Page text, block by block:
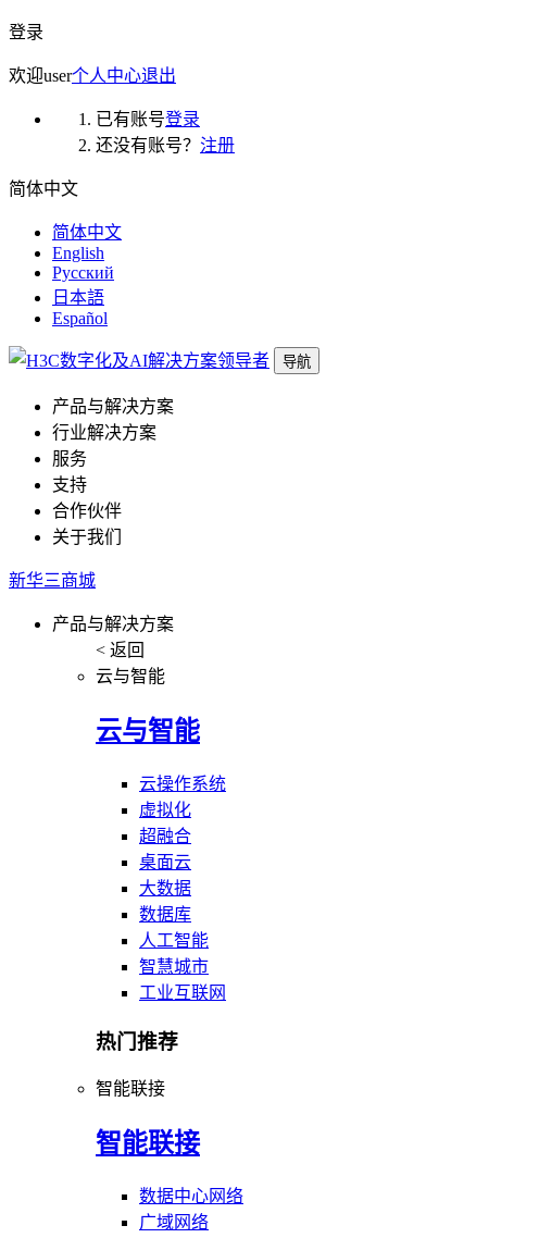
登录
欢迎user个人中心退出
已有账号登录
还没有账号？ 注册
简体中文
简体中文
English
Русский
日本語
Español
导航
产品与解决方案
行业解决方案
服务
支持
合作伙伴
关于我们
新华三商城
产品与解决方案
< 返回
云与智能
云与智能
云操作系统
虚拟化
超融合
桌面云
大数据
数据库
人工智能
智慧城市
工业互联网
热门推荐
智能联接
智能联接
数据中心网络
广域网络